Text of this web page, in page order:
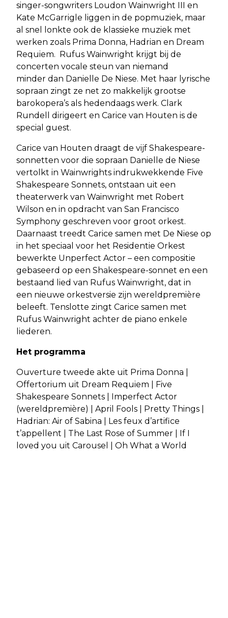
singer-songwriters Loudon Wainwright III en
Kate McGarrigle liggen in de popmuziek, maar
al snel lonkte ook de klassieke muziek met
werken zoals Prima Donna, Hadrian en Dream
Requiem. Rufus Wainwright krijgt bij de
concerten vocale steun van niemand
minder dan Danielle De Niese. Met haar lyrische
sopraan zingt ze net zo makkelijk grootse
barokopera’s als hedendaags werk. Clark
Rundell dirigeert en Carice van Houten is de
special guest.
Carice van Houten draagt de vijf Shakespeare-
sonnetten voor die sopraan Danielle de Niese
vertolkt in Wainwrights indrukwekkende Five
Shakespeare Sonnets, ontstaan uit een
theaterwerk van Wainwright met Robert
Wilson en in opdracht van San Francisco
Symphony geschreven voor groot orkest.
Daarnaast treedt Carice samen met De Niese op
in het speciaal voor het Residentie Orkest
bewerkte Unperfect Actor – een compositie
gebaseerd op een Shakespeare-sonnet en een
bestaand lied van Rufus Wainwright, dat in
een nieuwe orkestversie zijn wereldpremière
beleeft. Tenslotte zingt Carice samen met
Rufus Wainwright achter de piano enkele
liederen.
Het programma
Ouverture tweede akte uit Prima Donna |
Offertorium uit Dream Requiem | Five
Shakespeare Sonnets | Imperfect Actor
(wereldpremière) | April Fools | Pretty Things |
Hadrian: Air of Sabina | Les feux d’artifice
t’appellent | The Last Rose of Summer | If I
loved you uit Carousel | Oh What a World